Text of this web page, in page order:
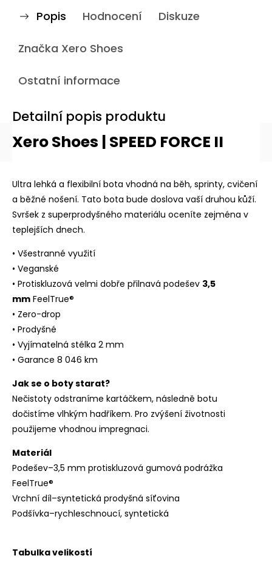
Popis Hodnocení Diskuze
Značka Xero Shoes
Ostatní informace
Detailní popis produktu
Xero Shoes | SPEED FORCE II
Ultra lehká a flexibilní bota vhodná na běh, sprinty, cvičení
a běžné nošení. Tato bota bude doslova vaší druhou kůží.
Svršek z superprodyšného materiálu oceníte zejména v
teplejších dnech.
• Všestranné využití
• Veganské
• Protiskluzová velmi dobře přilnavá podešev 3,5
mm FeelTrue®
• Zero-drop
• Prodyšné
• Vyjímatelná stélka 2 mm
• Garance 8 046 km
Jak se o boty starat?
Nečistoty odstraníme kartáčkem, následně botu
dočistíme vlhkým hadříkem. Pro zvýšení životnosti
použijeme vhodnou impregnaci.
Materiál
Podešev–3,5 mm protiskluzová gumová podrážka
FeelTrue®
Vrchní díl–syntetická prodyšná síťovina
Podšívka–rychleschnoucí, syntetická
Tabulka velikostí